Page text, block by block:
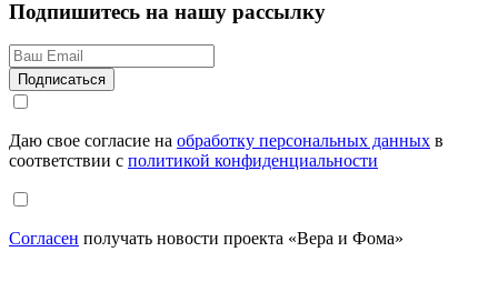
Подпишитесь на нашу рассылку
Даю свое согласие на обработку персональных данных в
соответствии с политикой конфиденциальности
Согласен получать новости проекта «Вера и Фома»